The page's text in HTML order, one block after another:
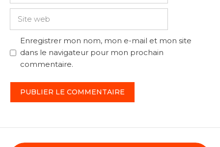
Enregistrer mon nom, mon e-mail et mon site
dans le navigateur pour mon prochain
commentaire.